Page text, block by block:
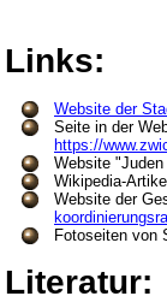
Links:
Website der
Seite in der
https://
Website
Wikipedia-
Website der
Fotoseiten von